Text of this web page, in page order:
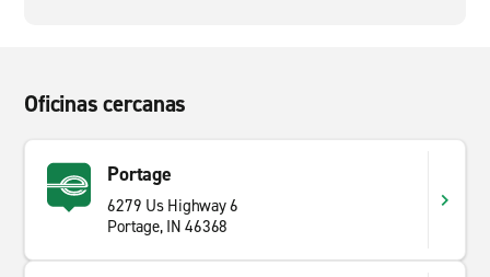
Oficinas cercanas
Portage
6279 Us Highway 6
Portage, IN 46368